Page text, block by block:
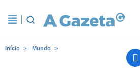
Início Mundo